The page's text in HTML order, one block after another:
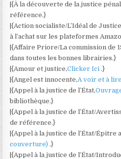
|{À la découverte de la justice
référence.}
|{Action socialiste/L’Idéal de
à l’achat sur les plateformes
|{Affaire Priore/La commission de
dans toutes les bonnes librairies.}
|{Amour et justice,Clicker Ici.}
|{Angel est innocente,A voir et à
|{Appel à la justice de l’État,
bibliothèque.}
|{Appel à la justice de l’État/
de référence.}
|{Appel à la justice de l’État/Épitre
couverture).}
|{Appel à la justice de l’État/